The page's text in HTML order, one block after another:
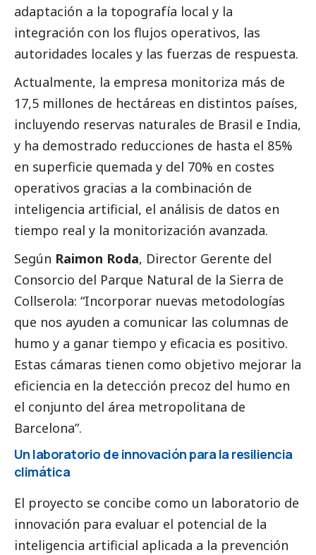
adaptación a la topografía local y la
integración con los flujos operativos, las
autoridades locales y las fuerzas de respuesta.
Actualmente, la empresa monitoriza más de
17,5 millones de hectáreas en distintos países,
incluyendo reservas naturales de Brasil e India,
y ha demostrado reducciones de hasta el 85%
en superficie quemada y del 70% en costes
operativos gracias a la combinación de
inteligencia artificial, el análisis de datos en
tiempo real y la monitorización avanzada.
Según Raimon Roda, Director Gerente del
Consorcio del Parque Natural de la Sierra de
Collserola: “Incorporar nuevas metodologías
que nos ayuden a comunicar las columnas de
humo y a ganar tiempo y eficacia es positivo.
Estas cámaras tienen como objetivo mejorar la
eficiencia en la detección precoz del humo en
el conjunto del área metropolitana de
Barcelona”.
Un laboratorio de innovación para la resiliencia
climática
El proyecto se concibe como un laboratorio de
innovación para evaluar el potencial de la
inteligencia artificial aplicada a la prevención